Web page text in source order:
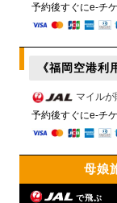
予約後すぐにe-チ
《福岡空港
マイルが
予約後すぐにe-チ
母娘
で飛ぶ